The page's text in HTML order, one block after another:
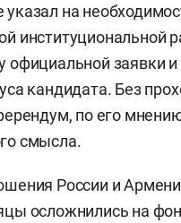
на
институциональной
официальной заявки и
кандидата. Без
по его
смысла.
России и
осложнились на